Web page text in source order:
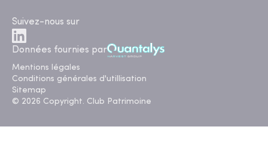
Suivez-nous sur
Données fournies par
Mentions légales
Conditions générales d'utillisation
Sitemap
© 2026 Copyright. Club Patrimoine